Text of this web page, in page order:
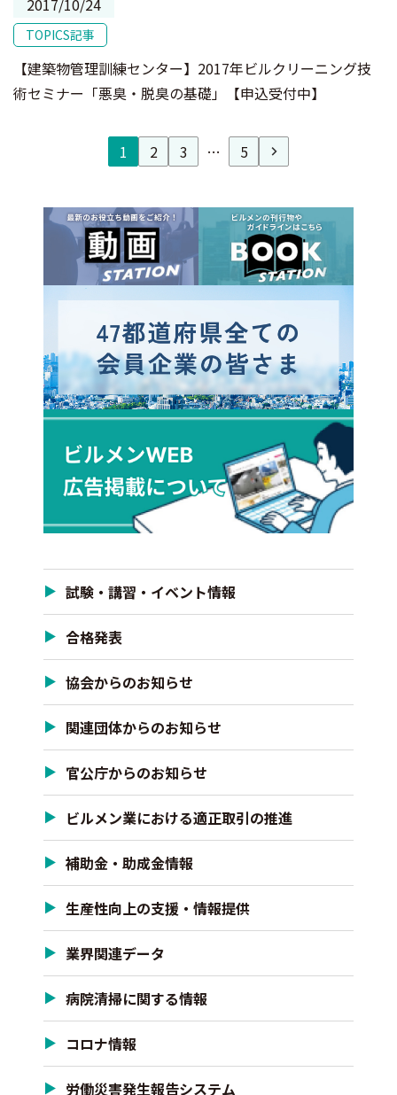
2017/10/24
TOPICS記事
【建築物管理訓練センター】2017年ビルクリーニング技
術セミナー「悪臭・脱臭の基礎」【申込受付中】
1 2 3 … 5
試験・講習・イベント情報
合格発表
協会からのお知らせ
関連団体からのお知らせ
官公庁からのお知らせ
ビルメン業における適正取引の推進
補助金・助成金情報
生産性向上の支援・情報提供
業界関連データ
病院清掃に関する情報
コロナ情報
労働災害発生報告システム